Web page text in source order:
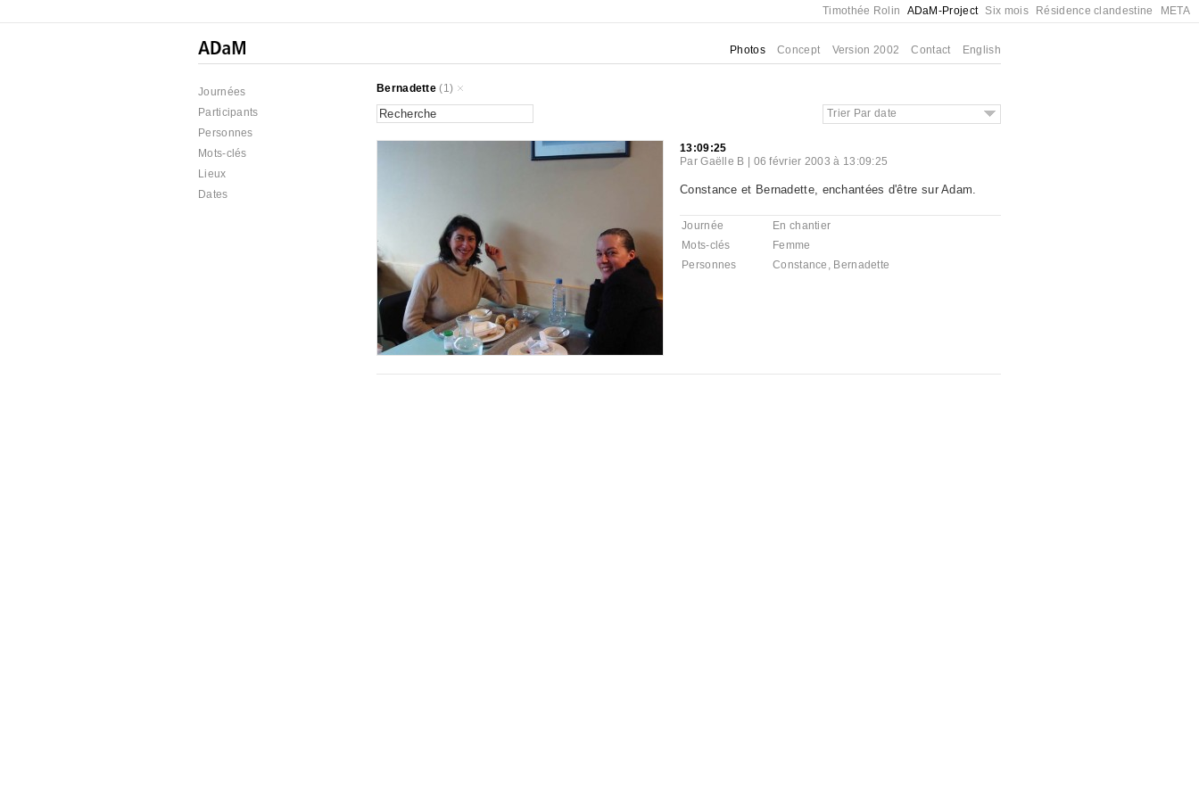
Timothée Rolin ADaM-Project Six mois Résidence clandestine META
Photos Concept Version 2002 Contact English
Journées
Participants
Personnes
Mots-clés
Lieux
Dates
Bernadette (1)
Trier Par date
13:09:25
ParGaëlle B 06 février 2003 à 13:09:25
Constance et Bernadette, enchantées d'être sur Adam.
Journée
En chantier
Mots-clés
Femme
Personnes
Constance , Bernadette